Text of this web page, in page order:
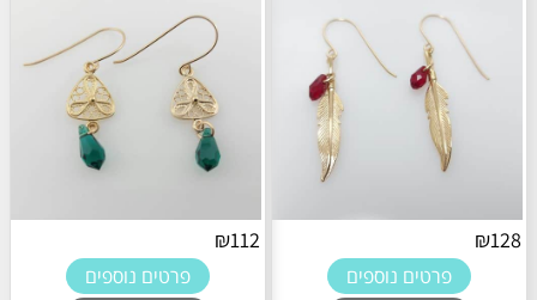
₪128
פרטים נוספים
₪112
פרטים נוספים